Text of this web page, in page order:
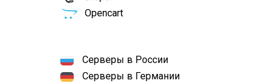
Opencart
Серверы в России
Серверы в Германии